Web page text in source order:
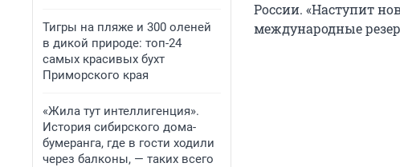
Тигры на пляже и 300 оленей
в дикой природе: топ-24
самых красивых бухт
Приморского края
«Жила тут интеллигенция».
История сибирского дома-
бумеранга, где в гости ходили
через балконы, — таких всего
России. «Наступит
международные